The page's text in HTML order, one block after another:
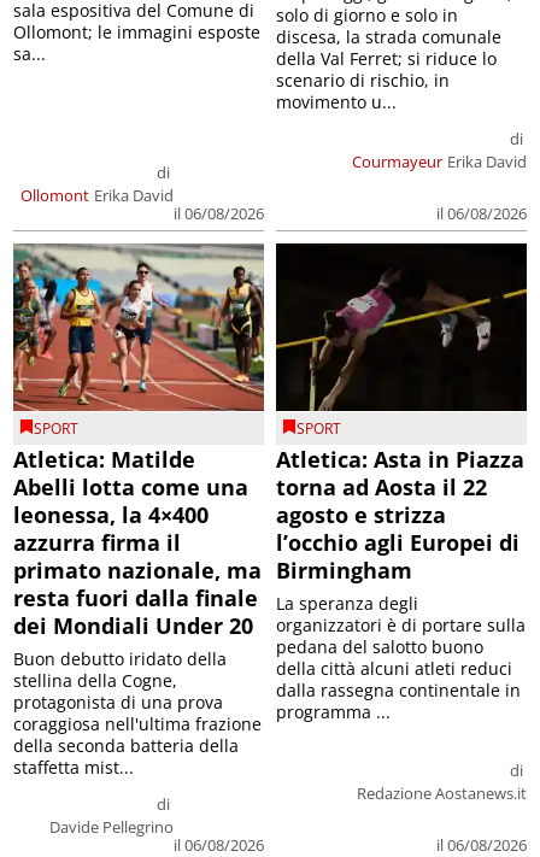
Ollomont
di
Erika David
il 06/08/2026
sala espositiva del Comune di
Ollomont; le immagini esposte
sa...
Courmayeur
di
Erika David
il 06/08/2026
solo di giorno e solo in
discesa, la strada comunale
della Val Ferret; si riduce lo
scenario di rischio, in
movimento u...
SPORT
Atletica: Matilde
Abelli lotta come una
leonessa, la 4×400
azzurra firma il
primato nazionale, ma
resta fuori dalla finale
dei Mondiali Under 20
di
Davide Pellegrino
il 06/08/2026
Buon debutto iridato della
stellina della Cogne,
protagonista di una prova
coraggiosa nell'ultima frazione
della seconda batteria della
staffetta mist...
SPORT
Atletica: Asta in Piazza
torna ad Aosta il 22
agosto e strizza
l’occhio agli Europei di
Birmingham
di
Redazione Aostanews.it
il 06/08/2026
La speranza degli
organizzatori è di portare sulla
pedana del salotto buono
della città alcuni atleti reduci
dalla rassegna continentale in
programma ...